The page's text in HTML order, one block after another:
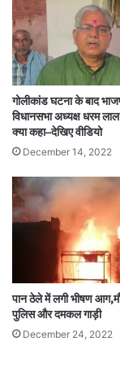
गोलीकांड घटना के बाद
विधानसभा अध्यक्ष धरम
क्या कहा–देखिए वीडियो
December 14, 2022
पान ठेले में लगी भीषण
पुलिस और दमकल गाड़ी
December 24, 2022